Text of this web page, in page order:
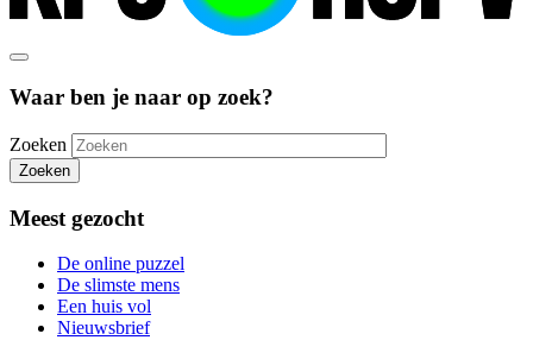
Waar ben je naar op zoek?
Zoeken
Zoeken
Meest gezocht
De online puzzel
De slimste mens
Een huis vol
Nieuwsbrief